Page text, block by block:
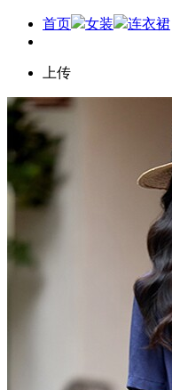
首页 女装 连衣裙
上传